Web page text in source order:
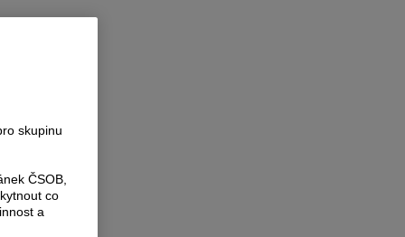
skupinu
ČSOB,
co
a